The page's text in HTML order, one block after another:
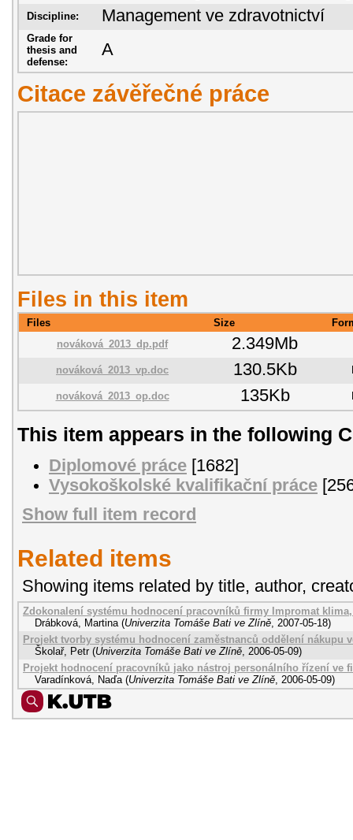
Discipline: Management ve zdravotnictví
Grade for
thesis and
defense:
A
Citace závěřečné práce
Files in this item
Files Size
nováková_2013_dp.pdf
2.349Mb
nováková_2013_vp.doc 130.5Kb
nováková_2013_op.doc 135Kb
This item appears in the following
Diplomové práce [1682]
Vysokoškolské kvalifikační práce
Show full item record
Related items
Showing items related by title, author,
Zdokonalení systému hodnocení pracovníků firmy Impromat
Drábková, Martina (Univerzita Tomáše Bati ve Zlíně, 2007-05-18)
Projekt tvorby systému hodnocení zaměstnanců oddělení nákupu
Školař, Petr (Univerzita Tomáše Bati ve Zlíně, 2006-05-09)
Projekt hodnocení pracovníků jako nástroj personálního řízení ve
Varadínková, Naďa (Univerzita Tomáše Bati ve Zlíně, 2006-05-09)